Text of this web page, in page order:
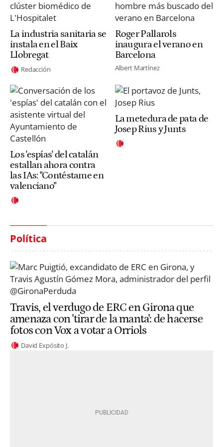
La industria sanitaria se
instala en el Baix
Llobregat
Redacción
Roger Pallarols
inaugura el verano en
Barcelona
Albert Martínez
Los 'espías' del catalán
estallan ahora contra
las IAs: "Contéstame en
valenciano"
La metedura de pata de
Josep Rius y Junts
Política
Travis, el verdugo de ERC en Girona que
amenaza con 'tirar de la manta': de hacerse
fotos con Vox a votar a Orriols
David Expósito J.